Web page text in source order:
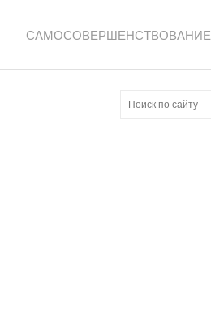
САМОСОВЕРШЕНСТВОВАНИЕ